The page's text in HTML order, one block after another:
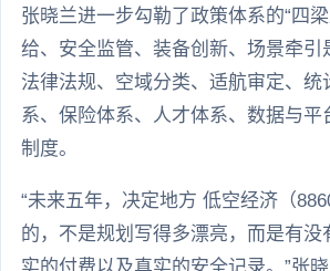
张晓兰进一步勾勒了政策体系的“四
给、安全监管、装备创新、场景牵引
法律法规、空域分类、适航审定、统
系、保险体系、人才体系、数据与平
制度。
“未来五年，决定地方 低空经济（
的，不是规划写得多漂亮，而是有没